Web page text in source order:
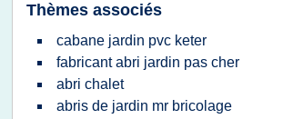
Thèmes associés
cabane jardin pvc keter
fabricant abri jardin pas cher
abri chalet
abris de jardin mr bricolage